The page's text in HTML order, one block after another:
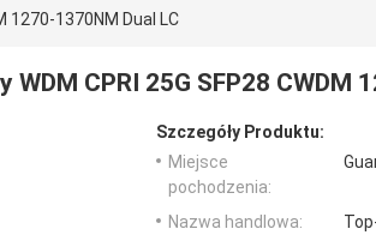
1270-1370NM Dual LC
CPRI 25G SFP28 CWDM
Szczegóły Produktu:
Miejsce
pochodzenia:
Nazwa handlowa: